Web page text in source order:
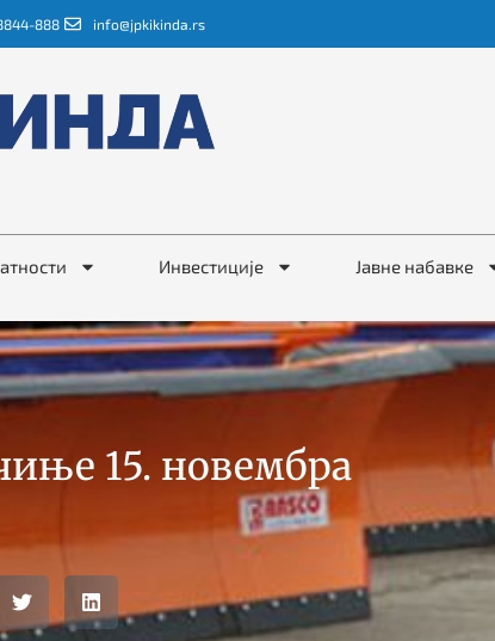
888 info@jpkikinda.rs
Инвестиције Јавне набавке
15. новембра